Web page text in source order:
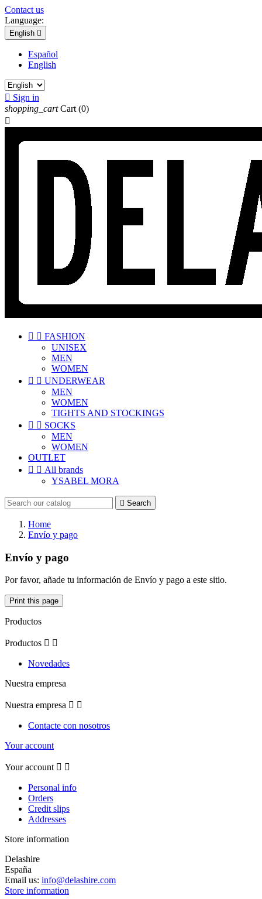
Contact us
Language:
English 
Español
English
 Sign in
shopping_cart Cart (0)

  FASHION
UNISEX
MEN
WOMEN
  UNDERWEAR
MEN
WOMEN
TIGHTS AND STOCKINGS
  SOCKS
MEN
WOMEN
OUTLET
  All brands
YSABEL MORA
 Search
Home
Envío y pago
Envío y pago
Por favor, añade tu información de Envío y pago a este sitio.
Productos
Productos  
Novedades
Nuestra empresa
Nuestra empresa  
Contacte con nosotros
Your account
Your account  
Personal info
Orders
Credit slips
Addresses
Store information
Delashire
España
Email us: info@delashire.com
Store information